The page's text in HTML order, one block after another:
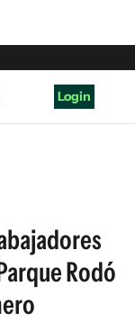
Login
Rodó